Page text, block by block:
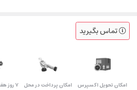
تماس بگیرید
اﻣﮑﺎن ﺗﺤﻮﯾﻞ اﮐﺴﭙﺮس امکان پرداخت در محل ۷ روز ﻫﻔﺘﻪ، ۲۴ ﺳﺎﻋﺘﻪ